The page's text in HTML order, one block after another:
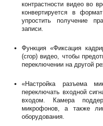
контрастности видео во
конвертируется в
упростить получение
записи.
Функция «Фиксация
(сrop) видео, чтобы
переключении на другой
«Настройка разъема
переключать входной
входом. Камера
микрофонов, а также
оборудования.